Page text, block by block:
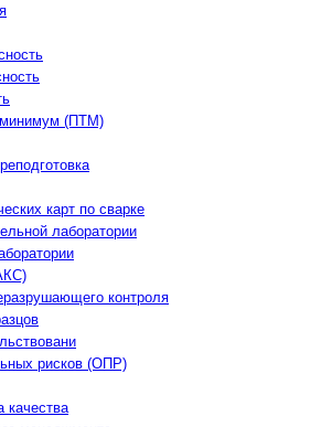
минимум (ПТМ)
карт по сварке
лаборатории
контроля
рисков (ОПР)